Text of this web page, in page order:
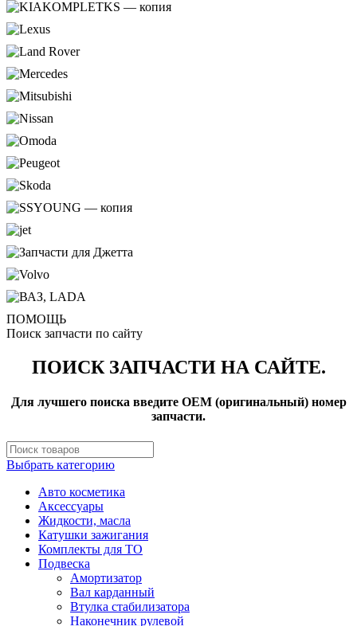
ПОМОЩЬ
Поиск запчасти по сайту
ПОИСК ЗАПЧАСТИ НА САЙТЕ.
Для лучшего поиска введите OEM (оригинальный) номер
запчасти.
Выбрать категорию
Авто косметика
Аксессуары
Жидкости, масла
Катушки зажигания
Комплекты для ТО
Подвеска
Амортизатор
Вал карданный
Втулка стабилизатора
Наконечник рулевой